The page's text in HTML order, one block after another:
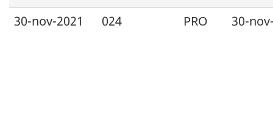
30-nov-2021 024 PRO 30-